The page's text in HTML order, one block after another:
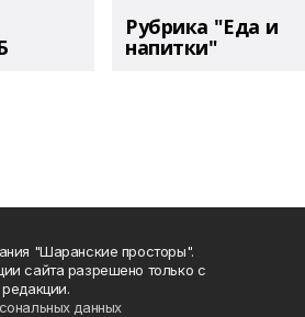
Рубрика "Еда и
напитки"
"Шаранские просторы".
сайта разрешено только с
данных